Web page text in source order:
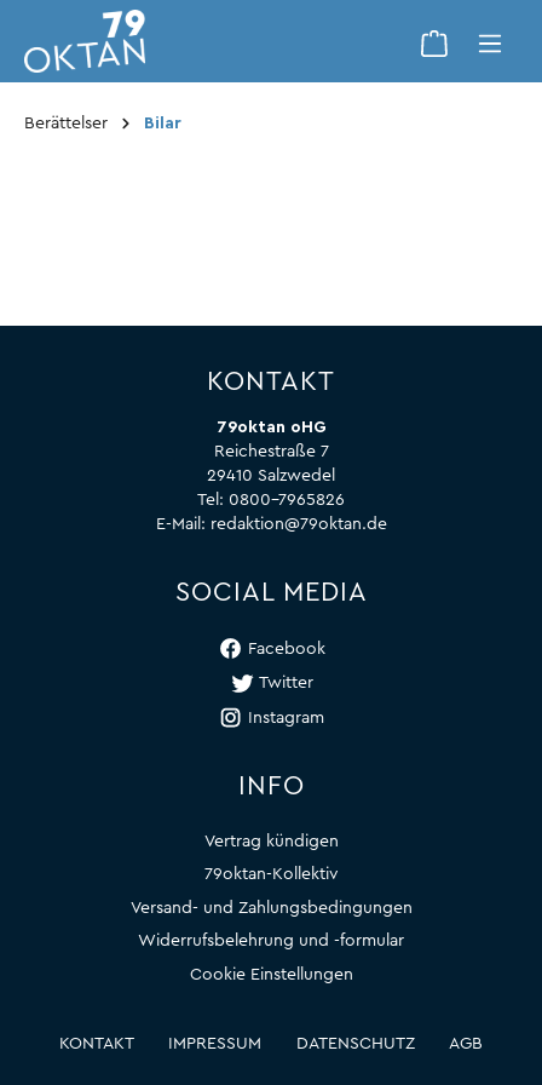
Berättelser Bilar
KONTAKT
79oktan oHG
Reichestraße 7
29410 Salzwedel
Tel: 0800-7965826
E-Mail: redaktion@79oktan.de
SOCIAL MEDIA
Facebook
Twitter
Instagram
INFO
Vertrag kündigen
79oktan-Kollektiv
Versand- und Zahlungsbedingungen
Widerrufsbelehrung und -formular
Cookie Einstellungen
KONTAKT IMPRESSUM DATENSCHUTZ AGB